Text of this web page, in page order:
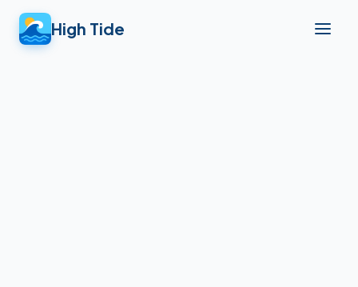
High Tide